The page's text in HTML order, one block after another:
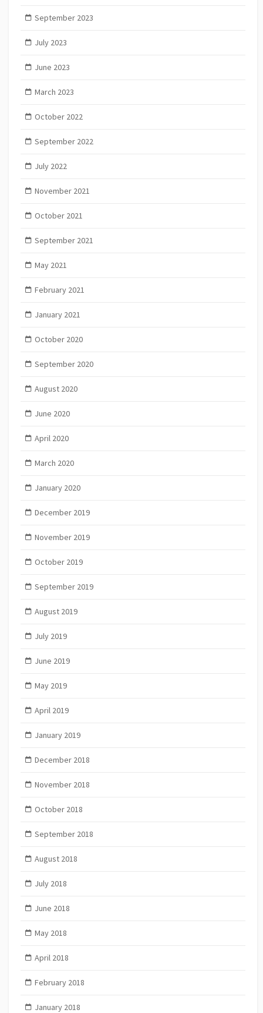
September 2023
July 2023
June 2023
March 2023
October 2022
September 2022
July 2022
November 2021
October 2021
September 2021
May 2021
February 2021
January 2021
October 2020
September 2020
August 2020
June 2020
April 2020
March 2020
January 2020
December 2019
November 2019
October 2019
September 2019
August 2019
July 2019
June 2019
May 2019
April 2019
January 2019
December 2018
November 2018
October 2018
September 2018
August 2018
July 2018
June 2018
May 2018
April 2018
February 2018
January 2018